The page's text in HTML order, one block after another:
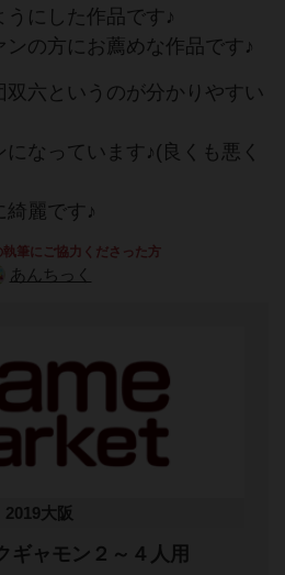
うにした作品です♪
の方にお薦めな作品です♪
六というのが分かりやすい
なっています♪(良くも悪く
麗です♪
執筆にご協力くださった方
あんちっく
2019大阪
ギャモン２～４人用